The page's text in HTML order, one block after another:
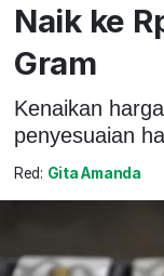
Naik ke
Gram
Kenaikan
penyesuaian
Red: Gita Amanda